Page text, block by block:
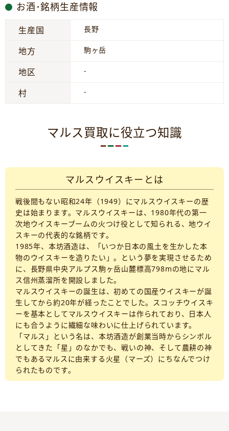
お酒･銘柄生産情報
生産国 長野
地方 駒ヶ岳
地区 -
村 -
マルス買取に役立つ知識
マルスウイスキーとは
戦後間もない昭和24年（1949）にマルスウイスキーの歴
史は始まります。マルスウイスキーは、1980年代の第一
次地ウイスキーブームの火つけ役として知られる、地ウイ
スキーの代表的な銘柄です。
1985年、本坊酒造は、「いつか日本の風土を生かした本
物のウイスキーを造りたい」。という夢を実現させるため
に、長野県中央アルプス駒ヶ岳山麓標高798mの地にマル
ス信州蒸溜所を開設しました。
マルスウイスキーの誕生は、初めての国産ウイスキーが誕
生してから約20年が経ったことでした。スコッチウイスキ
ーを基本としてマルスウイスキーは作られており、日本人
にも合うように繊細な味わいに仕上げられています。
「マルス」という名は、本坊酒造が創業当時からシンボル
としてきた「星」のなかでも、戦いの神、そして農耕の神
でもあるマルスに由来する火星（マーズ）にちなんでつけ
られたものです。